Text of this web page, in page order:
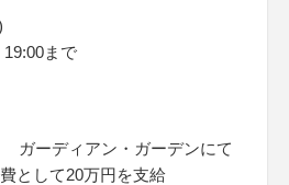
まで
ガーディアン・ガーデンにて
として20万円を支給